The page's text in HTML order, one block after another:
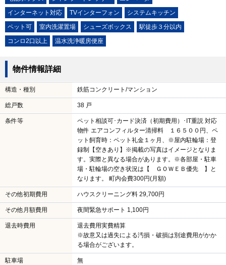
インターネット対応
TVインターフォン
システムキッチン
ペット可
室内洗濯置場 シューズボックス
駅徒歩３分以内
コンロ2口以上
温水洗浄暖房便座
物件情報詳細
構造・種別 鉄筋コンクリート/マンション
総戸数 38 戸
条件等
ペット相談可･カード決済（初期費用）･IT重説 対応
物件 エアコンフィルター清掃料 １６５００円、ペ
ット飼育時：ペット礼金１ヶ月、※屋内駐輪場：登
録制【空きあり】※掲載の写真はイメージとなりま
す。実際と異なる場合があります。※各部屋・駐車
場・駐輪場の空き状況は【 ＧＯＷＥＢ優先 】と
なります。 町内会費300円(月額)
その他初期費用 ハウスクリーニング料 29,700円
その他月額費用 夜間緊急サポート 1,100円
退去時費用
退去費用実費精算
※故意又は過失による汚損・破損は別途費用がかか
る場合がございます。
駐車場 無